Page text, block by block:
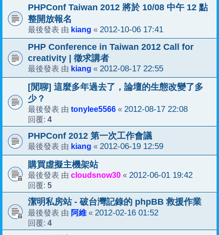
PHPConf Taiwan 2012 將於 10/08 中午 12 點
整開放報名
最後發表 由 kiang « 2012-10-06 17:41
PHP Conference in Taiwan 2012 Call for
creativity | 徵求講者
最後發表 由 kiang « 2012-08-17 22:55
[閒聊] 這麼多年過去了，論壇的生態改變了多
少？
最後發表 由 tonylee5566 « 2012-08-17 22:08
回覆: 4
PHPConf 2012 第一次工作會議
最後發表 由 kiang « 2012-06-19 12:59
購買虛擬主機架站
最後發表 由 cloudsnow30 « 2012-06-01 19:42
回覆: 5
潔明私房站 - 破台灣記錄的 phpBB 救援作業
最後發表 由 阿維 « 2012-02-16 01:52
回覆: 4